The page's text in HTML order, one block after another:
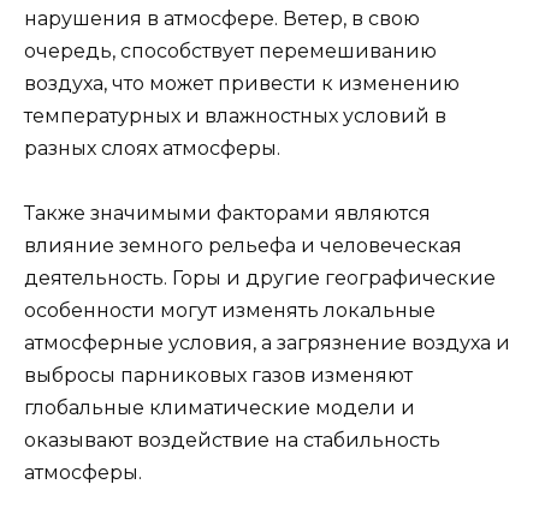
нарушения в атмосфере. Ветер, в свою
очередь, способствует перемешиванию
воздуха, что может привести к изменению
температурных и влажностных условий в
разных слоях атмосферы.
Также значимыми факторами являются
влияние земного рельефа и человеческая
деятельность. Горы и другие географические
особенности могут изменять локальные
атмосферные условия, а загрязнение воздуха и
выбросы парниковых газов изменяют
глобальные климатические модели и
оказывают воздействие на стабильность
атмосферы.